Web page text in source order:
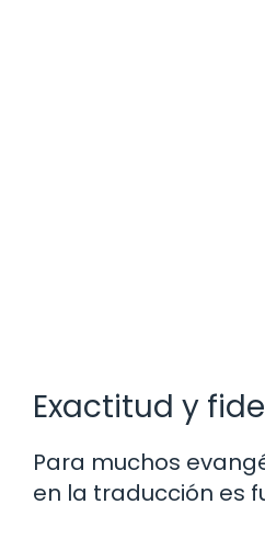
Exactitud y
Para muchos
en la traducción es